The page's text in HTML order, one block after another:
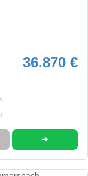
36.870 €
➜